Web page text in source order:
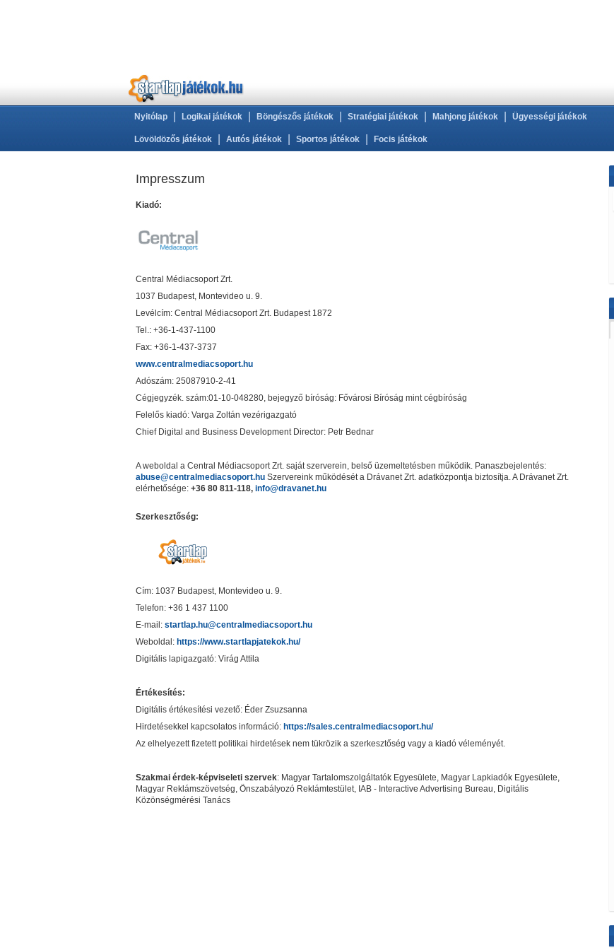
Nyitólap Logikai játékok Böngészős játékok Stratégiai játékok Mahjong játékok Ügyességi játékok
Lövöldözős játékok Autós játékok Sportos játékok Focis játékok
Impresszum
Kiadó:
Central Médiacsoport Zrt.
1037 Budapest, Montevideo u. 9.
Levélcím: Central Médiacsoport Zrt. Budapest 1872
Tel.: +36-1-437-1100
Fax: +36-1-437-3737
www.centralmediacsoport.hu
Adószám: 25087910-2-41
Cégjegyzék. szám:01-10-048280, bejegyző bíróság: Fővárosi Bíróság mint cégbíróság
Felelős kiadó: Varga Zoltán vezérigazgató
Chief Digital and Business Development Director: Petr Bednar
A weboldal a Central Médiacsoport Zrt. saját szerverein, belső üzemeltetésben működik. Panaszbejelentés:
abuse@centralmediacsoport.hu Szervereink működését a Drávanet Zrt. adatközpontja biztosítja. A Drávanet Zrt.
elérhetősége: +36 80 811-118, info@dravanet.hu
Szerkesztőség:
Cím: 1037 Budapest, Montevideo u. 9.
Telefon: +36 1 437 1100
E-mail: startlap.hu@centralmediacsoport.hu
Weboldal: https://www.startlapjatekok.hu/
Digitális lapigazgató: Virág Attila
Értékesítés:
Digitális értékesítési vezető: Éder Zsuzsanna
Hirdetésekkel kapcsolatos információ: https://sales.centralmediacsoport.hu/
Az elhelyezett fizetett politikai hirdetések nem tükrözik a szerkesztőség vagy a kiadó véleményét.
Szakmai érdek-képviseleti szervek: Magyar Tartalomszolgáltatók Egyesülete, Magyar Lapkiadók Egyesülete,
Magyar Reklámszövetség, Önszabályozó Reklámtestület, IAB - Interactive Advertising Bureau, Digitális
Közönségmérési Tanács